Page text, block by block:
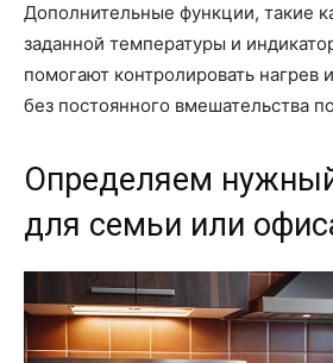
Дополнительные функции, такие
заданной температуры и
помогают контролировать нагрев
без постоянного вмешательства
Определяем
для семьи или